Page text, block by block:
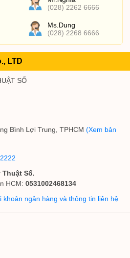
(028) 2262 6666
Ms.Dung
(028) 2268 6666
LTD
SỐ
Bình Lợi Trung, TPHCM (Xem bản
Thuật Số.
HCM: 0531002468134
khoản ngân hàng và thông tin liên hệ